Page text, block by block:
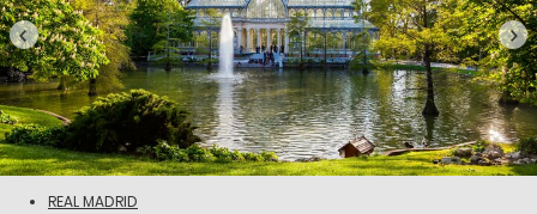
REAL MADRID